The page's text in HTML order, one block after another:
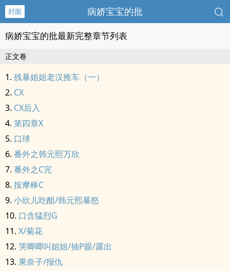
封面 病娇宝宝的批
病娇宝宝的批最新完整章节列表
正文卷
残暴姐姐老汉推车（一）
CX
CX后入
第四章X
口球
番外之韩元熙万欣
番外之C完
按摩棒C
小欣儿吃醋/韩元熙暴怒
口含猛烈G
X/菊花
哭唧唧叫姐姐/抽P眼/露出
果奈子/报仇